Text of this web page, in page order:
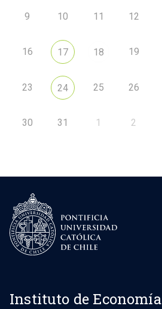
9 10 11 12
16 17 18 19
23 24 25 26
30 31 1 2
Instituto de Economía